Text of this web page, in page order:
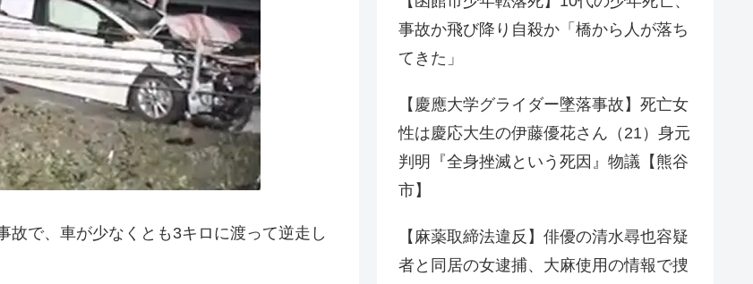
で、車が少なくとも3キロに渡って逆走し
事故か飛び降り自殺か「橋から人が落ち
てきた」
【慶應大学グライダー墜落事故】死亡女
性は慶応大生の伊藤優花さん（21）身元
判明『全身挫滅という死因』物議【熊谷
市】
【麻薬取締法違反】俳優の清水尋也容疑
者と同居の女逮捕、大麻使用の情報で捜